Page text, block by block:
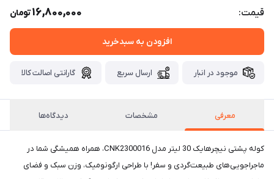
قیمت: 16,800,000تومان
افزودن به سبدخرید
موجود در انبار ارسال سریع گارانتی اصالت کالا
معرفی مشخصات دیدگاه‌ها
کوله پشتی نیچرهایک 30 لیتر مدل CNK2300016، همراه همیشگی شما در
ماجراجویی‌های طبیعت‌گردی و سفر! با طراحی ارگونومیک، وزن سبک و فضای